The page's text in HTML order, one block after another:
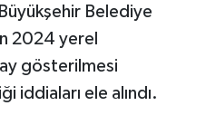
Belediye
2024 yerel
gösterilmesi
iddiaları ele alındı.